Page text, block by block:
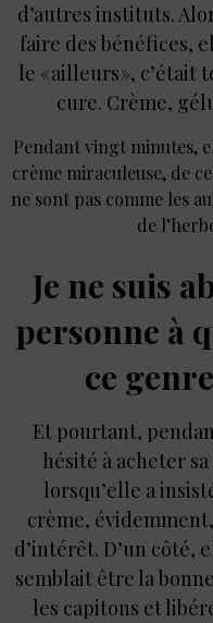
d’autres instituts.
faire des bénéfices,
le « ailleurs », c’était
cure. Crème,
Pendant vingt minutes,
crème miraculeuse, de
ne sont pas comme les
de
Je ne suis
personne à
ce
Et pourtant,
hésité à acheter
lorsqu’elle a
crème,
d’intérêt. D’un côté,
semblait être la
les capitons et